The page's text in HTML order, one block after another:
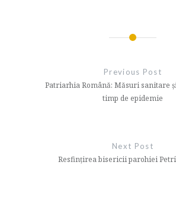
articole
Previous Post
Patriarhia Română: Măsuri sanitare
timp de epidemie
Next Post
Resfințirea bisericii parohiei